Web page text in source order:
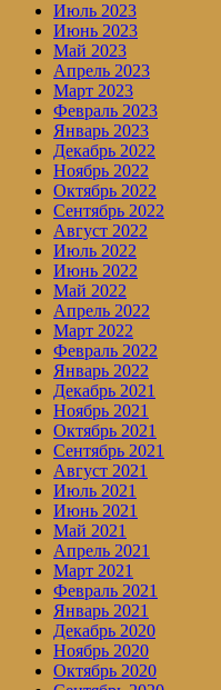
Июль 2023
Июнь 2023
Май 2023
Апрель 2023
Март 2023
Февраль 2023
Январь 2023
Декабрь 2022
Ноябрь 2022
Октябрь 2022
Сентябрь 2022
Август 2022
Июль 2022
Июнь 2022
Май 2022
Апрель 2022
Март 2022
Февраль 2022
Январь 2022
Декабрь 2021
Ноябрь 2021
Октябрь 2021
Сентябрь 2021
Август 2021
Июль 2021
Июнь 2021
Май 2021
Апрель 2021
Март 2021
Февраль 2021
Январь 2021
Декабрь 2020
Ноябрь 2020
Октябрь 2020